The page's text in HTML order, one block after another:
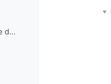
Tutorial Vídeo: Interface de página Moodle